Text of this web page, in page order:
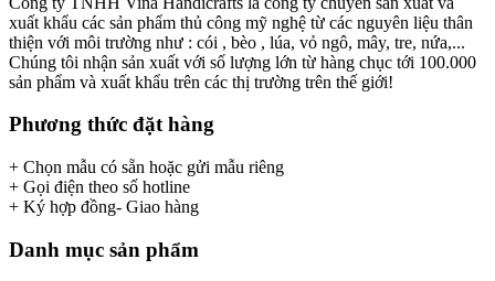
xuất khẩu các sản phẩm thủ công mỹ nghệ từ các nguyên liệu thân
thiện với môi trường như : cói , bèo , lúa, vỏ ngô, mây, tre, nứa,...
Chúng tôi nhận sản xuất với số lượng lớn từ hàng chục tới 100.000
sản phẩm và xuất khẩu trên các thị trường trên thế giới!
Phương thức đặt hàng
+ Chọn mẫu có sẵn hoặc gửi mẫu riêng
+ Gọi điện theo số hotline
+ Ký hợp đồng- Giao hàng
Danh mục sản phẩm